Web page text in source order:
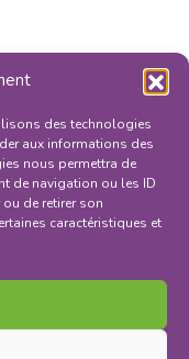
des technologies
aux informations des
nous permettra de
de navigation ou les ID
de retirer son
caractéristiques et